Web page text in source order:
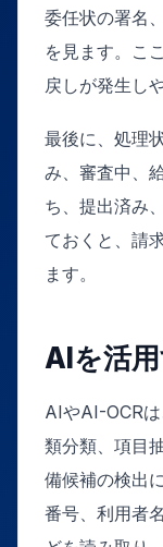
委任状の署名
を見ます。こ
戻しが発生し
最後に、処理
み、審査中、
ち、提出済み
ておくと、請
ます。
AIを活
AIやAI-OCR
類分類、項目
備候補の検出
番号、利用者